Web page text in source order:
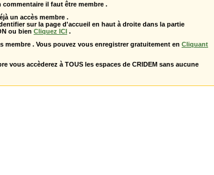
commentaire il faut être membre .
un accès membre .
sur la page d'accueil en haut à droite dans la partie
ou bien Cliquez ICI .
membre . Vous pouvez vous enregistrer gratuitement en Cliquant
vous accèderez à TOUS les espaces de CRIDEM sans aucune